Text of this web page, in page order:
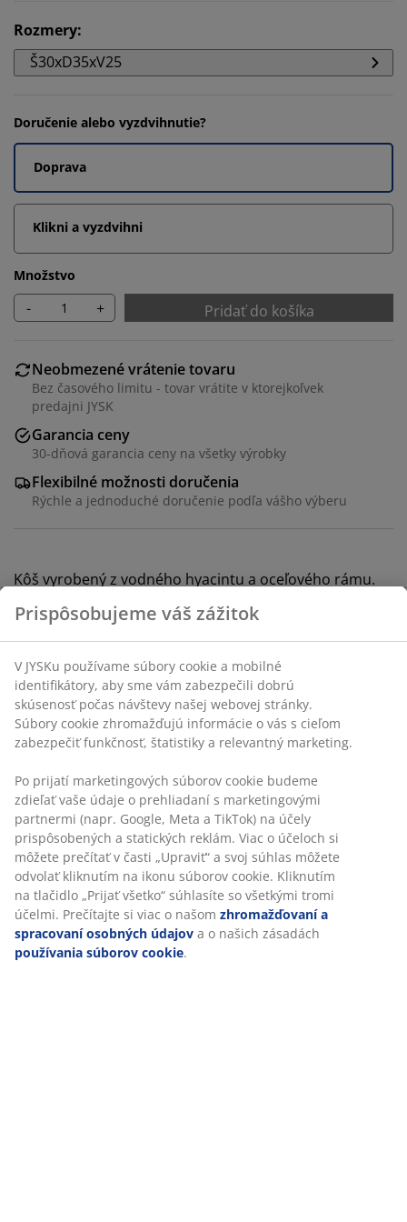
Rozmery:
Š30xD35xV25
Doručenie alebo vyzdvihnutie?
Doprava
Klikni a vyzdvihni
Množstvo
- + Pridať do košíka
Neobmezené vrátenie tovaru
Bez časového limitu - tovar vrátite v ktorejkoľvek
predajni JYSK
Garancia ceny
30-dňová garancia ceny na všetky výrobky
Flexibilné možnosti doručenia
Rýchle a jednoduché doručenie podľa vášho výberu
Kôš vyrobený z vodného hyacintu a oceľového rámu.
prirodzený šarm. Ideálne na uloženie predmetov ako
hračky, knihy alebo toaletné potreby. Š30 x D35 x V25
cm
SKU: 4912843
Špecifikácie
Hodnotenia
(55)
Doprava
Prispôsobujeme váš zážitok
V JYSKu používame súbory cookie a mobilné
identifikátory, aby sme vám zabezpečili dobrú
skúsenosť počas návštevy našej webovej stránky.
Súbory cookie zhromažďujú informácie o vás s cieľom
zabezpečiť funkčnosť, štatistiky a relevantný marketing.
Po prijatí marketingových súborov cookie budeme
zdieľať vaše údaje o prehliadaní s marketingovými
partnermi (napr. Google, Meta a TikTok) na účely
prispôsobených a statických reklám. Viac o účeloch si
môžete prečítať v časti „Upraviť“ a svoj súhlas môžete
odvolať kliknutím na ikonu súborov cookie. Kliknutím
na tlačidlo „Prijať všetko“ súhlasíte so všetkými tromi
účelmi. Prečítajte si viac o našom zhromažďovaní a
spracovaní osobných údajov a o našich zásadách
používania súborov cookie.